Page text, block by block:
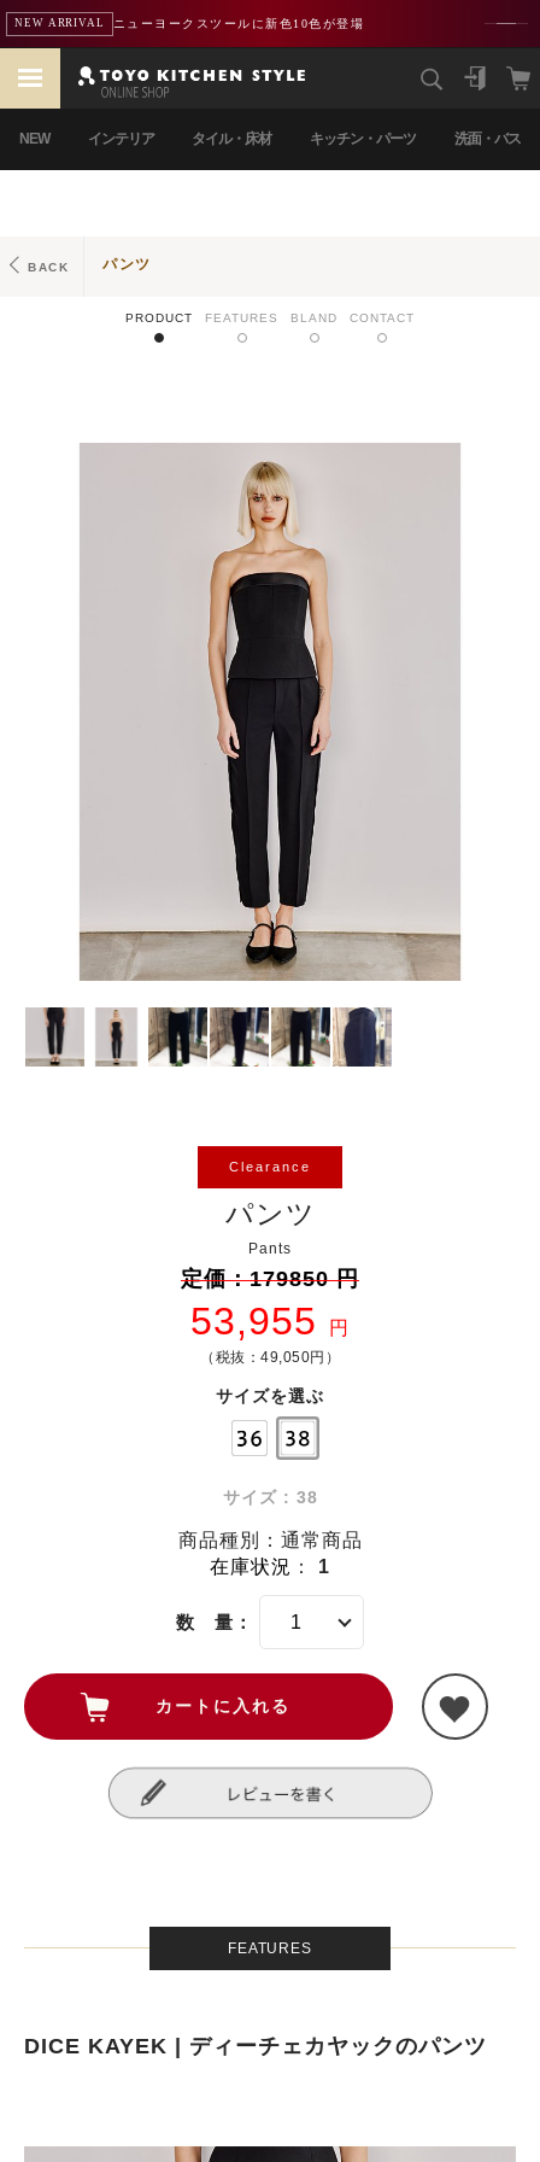
NEW ARRIVAL ニューヨークスツールに新色10色が登場
NEW インテリア タイル・床材 キッチン・パーツ 洗面・バス
BACK パンツ
PRODUCT FEATURES BLAND CONTACT
Clearance
パンツ
Pants
定価：179850 円
53,955 円
（税抜：49,050円）
サイズを選ぶ
サイズ : 38
商品種別：通常商品
在庫状況 ： 1
数 量：
FEATURES
DICE KAYEK | ディーチェカヤックのパンツ